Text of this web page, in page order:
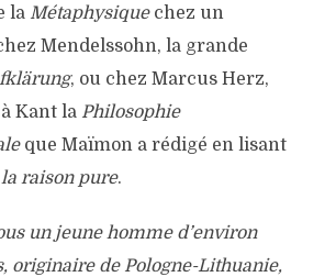
la Métaphysiquechez un
Mendelssohn, la grande
, ou chez Marcus Herz,
Kant la Philosophie
que Maïmon a rédigé en lisant
raison pure.
un jeune homme d’environ
originaire de Pologne-Lithuanie,